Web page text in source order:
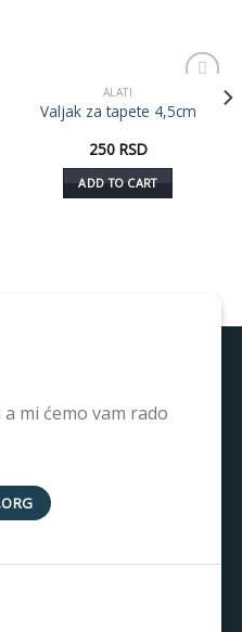
u listu
ALATI
Valjak za tapete 4,5cm
250 RSD
ADD TO CART
mi ćemo vam rado